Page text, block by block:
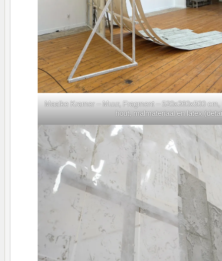
Maaike Kramer – Muur, Fragment – 520x360x500
hout, malmateriaal en latex